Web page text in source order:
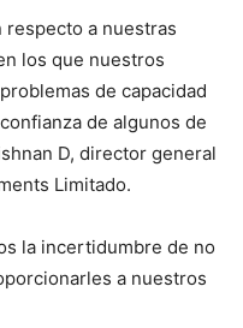
respecto a nuestras
los que nuestros
de capacidad
de algunos de
D, director general
Limitado.
la incertidumbre de no
a nuestros